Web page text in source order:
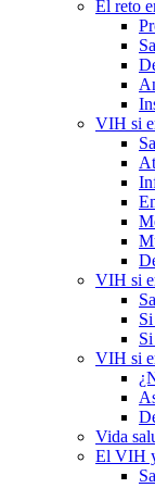
El reto
VIH si
VIH si
VIH si
Vida
El VIH